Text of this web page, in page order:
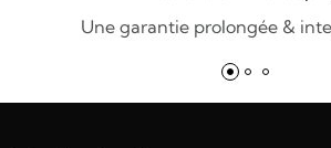
Une garantie prolongée &